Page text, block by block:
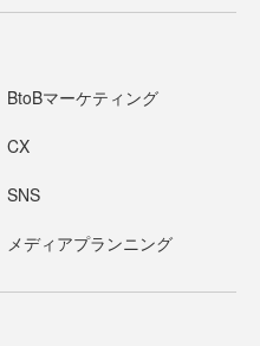
BtoBマーケティング
CX
SNS
メディアプランニング